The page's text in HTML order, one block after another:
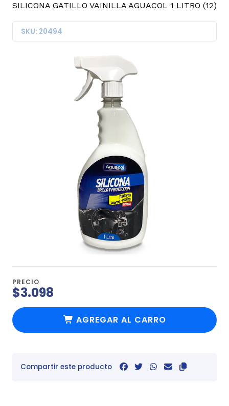
SILICONA GATILLO VAINILLA AGUACOL 1 LITRO (12)
SKU: 20494
PRECIO
$3.098
AGREGAR AL CARRO
Compartir este producto